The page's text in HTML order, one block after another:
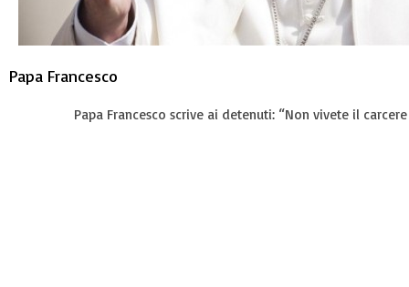
Papa Francesco
Papa Francesco scrive ai detenuti: “Non vivete il